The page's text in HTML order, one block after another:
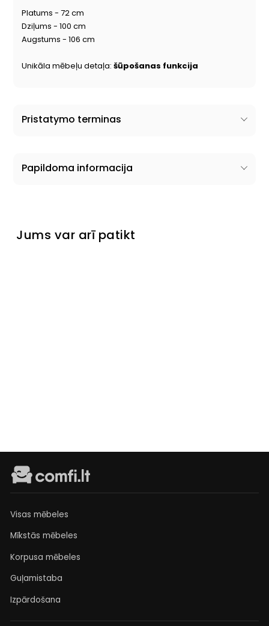
Platums - 72 cm
Dziļums - 100 cm
Augstums - 106 cm
Unikāla mēbeļu detaļa: šūpošanas funkcija
Pristatymo terminas
Papildoma informacija
Jums var arī patikt
Visas mēbeles
Mīkstās mēbeles
Korpusa mēbeles
Guļamistaba
Izpārdošana